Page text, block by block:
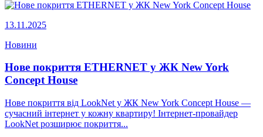
13.11.2025
Новини
Нове покриття ETHERNET у ЖК New York
Concept House
Нове покриття від LookNet у ЖК New York Concept House —
сучасний інтернет у кожну квартиру! Інтернет-провайдер
LookNet розширює покриття...